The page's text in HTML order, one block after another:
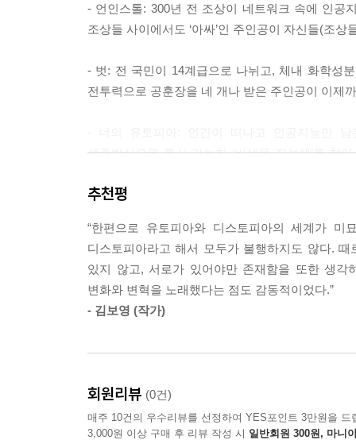
- 언인스톨: 300년 전 조상이 네트워크 속에 인공
조상들 사이에서도 ‘아싸’인 주인공이 자신들(조
- 벗: 전 국민이 14계급으로 나뉘고, 체내 화학성
전투력으로 공훈장을 네 개나 받은 주인공이 이제
생존방식으로 통신 가능한 ‘비생물 지성체’를
서로를 침략자로 지목하며 구조를 요청한 것. 이
- 텅 빈 거품: 별을 관측하다가 이상한 현상을 발
일어날 재앙을 앞에 두고 함께 탈출하자는 옛 연
추천평
“한편으로 유토피아와 디스토피아의 세계가
디스토피아라고 해서 모두가 불행하지도 않다.
있지 않고, 서로가 있어야만 존재함을 또한 생
변화와 변혁을 노래했다는 점도 감동적이었다.”
- 김보영 (작가)
회원리뷰 (0건)
매주 10건의 우수리뷰를 선정하여 YES포인트 3만원을 드
3,000원 이상 구매 후 리뷰 작성 시 일반회원 300원, 마니